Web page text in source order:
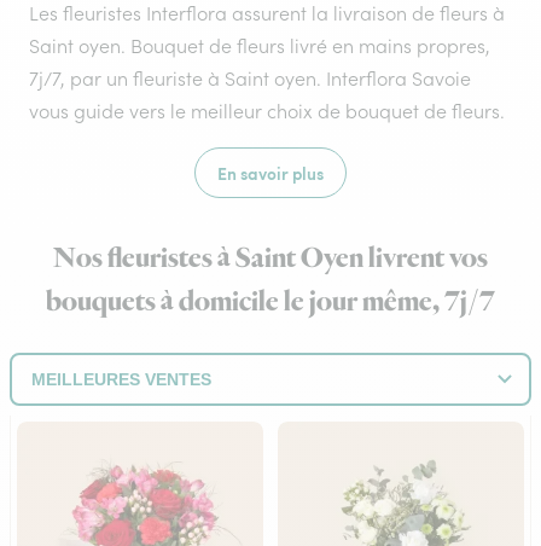
Les fleuristes Interflora assurent la livraison de fleurs à
Saint oyen. Bouquet de fleurs livré en mains propres,
7j/7, par un fleuriste à Saint oyen. Interflora Savoie
vous guide vers le meilleur choix de bouquet de fleurs.
En savoir plus
Nos fleuristes à Saint Oyen livrent vos
bouquets à domicile le jour même, 7j/7